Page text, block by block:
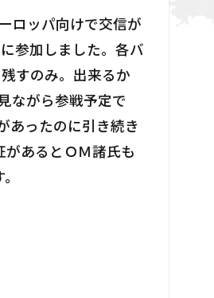
ロッパ向けで交信が
参加しました。各バ
すのみ。出来るか
ながら参戦予定で
あったのに引き続き
あるとＯＭ諸氏も